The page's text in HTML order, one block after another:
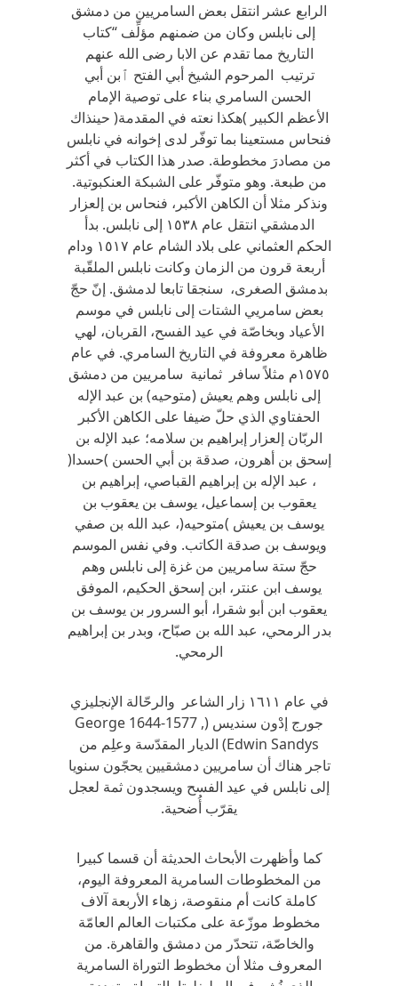
الرابع عشر انتقل بعض السامريين من دمشق
إلى نابلس وكان من ضمنهم مؤلِّف “كتاب
التاريخ مما تقدم عن الابا رضى الله عنهم
ترتيب المرحوم الشيخ أبي الفتح ٱبن أبي
الحسن السامري بناء على توصية الإمام
الأعظم الكبير )هكذا نعته في المقدمة( حينذاك
فنحاس مستعينا بما توفّر لدى إخوانه في نابلس
من مصادرَ مخطوطة. صدر هذا الكتاب في أكثر
من طبعة. وهو متوفّر على الشبكة العنكبوتية.
ونذكر مثلا أن الكاهن الأكبر، فنحاس بن إلعزار
الدمشقي انتقل عام ١٥٣٨ إلى نابلس. بدأ
الحكم العثماني على بلاد الشام عام ١٥١٧ ودام
أربعة قرون من الزمان وكانت نابلس الملقّبة
بدمشق الصغرى، سنجقا تابعا لدمشق. إنّ حجّ
بعض سامريي الشتات إلى نابلس في موسم
الأعياد وبخاصّة في عيد الفسح، القربان، لهي
ظاهرة معروفة في التاريخ السامري. في عام
١٥٧٥م مثلاً سافر ثمانية سامريين من دمشق
إلى نابلس وهم يعيش (متوحيه) بن عبد الإله
الحفتاوي الذي حلّ ضيفا على الكاهن الأكبر
الربّان إلعزار إبراهيم بن سلامه؛ عبد الإله بن
إسحق بن أهرون، صدقة بن أبي الحسن )حسدا(
، عبد الإله بن إبراهيم القباصي، إبراهيم بن
يعقوب بن إسماعيل، يوسف بن يعقوب بن
يوسف بن يعيش )متوحيه(، عبد الله بن صفي
ويوسف بن صدقة الكاتب. وفي نفس الموسم
حجّ ستة سامريين من غزة إلى نابلس وهم
يوسف ابن عنتر، ابن إسحق الحكيم، الموفق
يعقوب ابن أبو شقرا، أبو السرور بن يوسف بن
بدر الرمحي، عبد الله بن صبّاح، وبدر بن إبراهيم
الرمحي.
في عام ١٦١١ زار الشاعر والرحّالة الإنجليزي
جورج إدْون سنديس (, 1577-1644 George
Edwin Sandys) الديار المقدّسة وعلِم من
تاجر هناك أن سامريين دمشقيين يحجّون سنويا
إلى نابلس في عيد الفسح ويسجدون ثمة لعجل
يقرّب أُضحية.
كما وأظهرت الأبحاث الحديثة أن قسما كبيرا
من المخطوطات السامرية المعروفة اليوم،
كاملة كانت أم منقوصة، زهاء الأربعة آلاف
مخطوط موزّعة على مكتبات العالم العامّة
والخاصّة، تتحدّر من دمشق والقاهرة. من
المعروف مثلا أن مخطوط التوراة السامرية